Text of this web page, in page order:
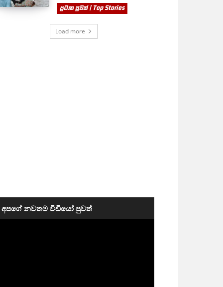
ප්‍රධාන පුවත් | Top Stories
Load more
අපගේ නවතම වීඩියෝ පුවත්